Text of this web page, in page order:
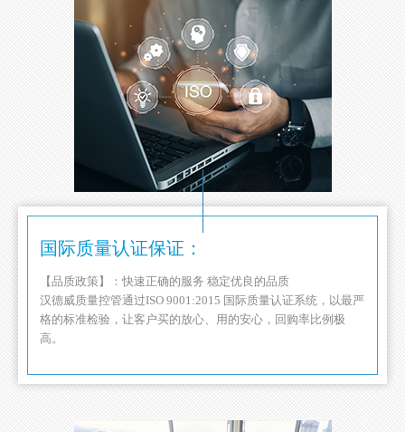
国际质量认证保证：
【品质政策】：快速正确的服务 稳定优良的品质
汉德威质量控管通过ISO 9001:2015 国际质量认证系统，以最严
格的标准检验，让客户买的放心、用的安心，回购率比例极
高。